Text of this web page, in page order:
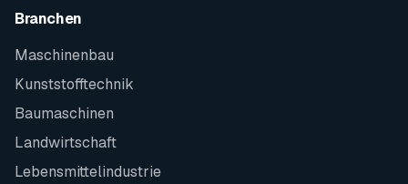
Branchen
Maschinenbau
Kunststofftechnik
Baumaschinen
Landwirtschaft
Lebensmittelindustrie